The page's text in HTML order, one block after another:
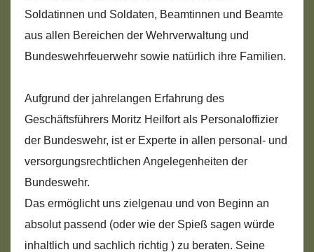
Soldatinnen und Soldaten, Beamtinnen und Beamte
aus allen Bereichen der Wehrverwaltung und
Bundeswehrfeuerwehr sowie natürlich ihre Familien.
Aufgrund der jahrelangen Erfahrung des
Geschäftsführers Moritz Heilfort als Personaloffizier
der Bundeswehr, ist er Experte in allen personal- und
versorgungsrechtlichen Angelegenheiten der
Bundeswehr.
Das ermöglicht uns zielgenau und von Beginn an
absolut passend (oder wie der Spieß sagen würde
inhaltlich und sachlich richtig ) zu beraten. Seine